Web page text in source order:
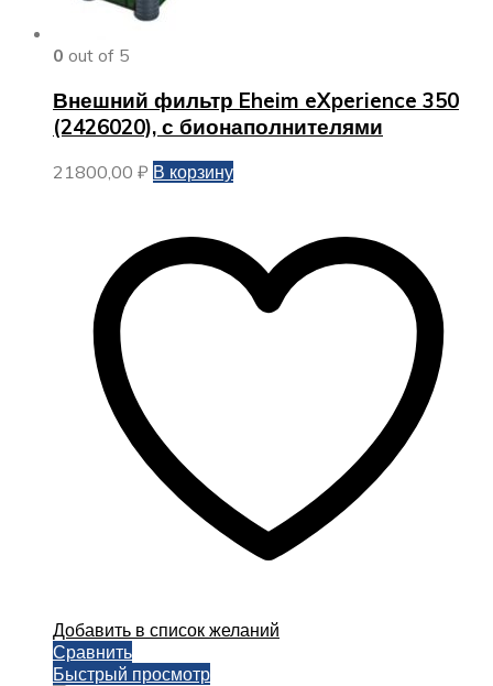
0 out of 5
Внешний фильтр Eheim eXperience 350
(2426020), с бионаполнителями
21800,00 ₽ В корзину
Добавить в список желаний
Сравнить
Быстрый просмотр